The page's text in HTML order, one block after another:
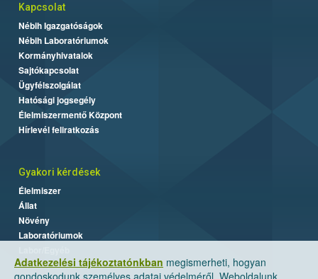
Adatkezelési tájékoztatónkban megismerheti, hogyan
gondoskodunk személyes adatai védelméről. Weboldalunk
Kapcsolat
Nébih Igazgatóságok
Nébih Laboratóriumok
Kormányhivatalok
Sajtókapcsolat
Ügyfélszolgálat
Hatósági jogsegély
Élelmiszermentő Központ
Hírlevél feliratkozás
Gyakori kérdések
Élelmiszer
Állat
Növény
Laboratóriumok